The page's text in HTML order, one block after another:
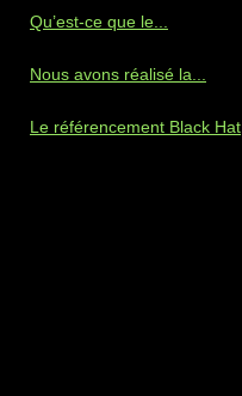
Qu’est-ce que le...
Nous avons réalisé la...
Le référencement Black Hat